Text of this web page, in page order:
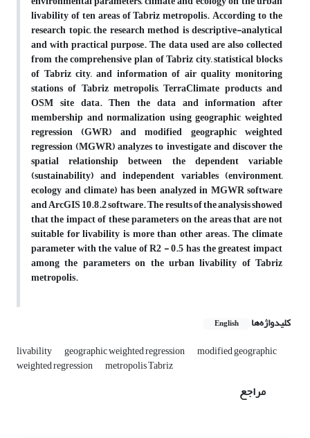
livability of ten areas of Tabriz metropolis. According to the
research topic, the research method is descriptive-analytical
and with practical purpose. The data used are also collected
from the comprehensive plan of Tabriz city, statistical blocks
of Tabriz city, and information of air quality monitoring
stations of Tabriz metropolis, TerraClimate products and
OSM site data. Then the data and information after
membership and normalization using geographic weighted
regression (GWR) and modified geographic weighted
regression (MGWR) analyzes to investigate and discover the
spatial relationship between the dependent variable
(sustainability) and independent variables (environment,
ecology and climate) has been analyzed in MGWR software
and ArcGIS 10.8.2 software. The results of the analysis showed
that the impact of these parameters on the areas that are not
suitable for livability is more than other areas. The climate
parameter with the value of R2 - 0.5 has the greatest impact
among the parameters on the urban livability of Tabriz
metropolis.
کلیدواژه‌ها English
livability geographic weighted regression modified geographic
weighted regression metropolis Tabriz
مراجع